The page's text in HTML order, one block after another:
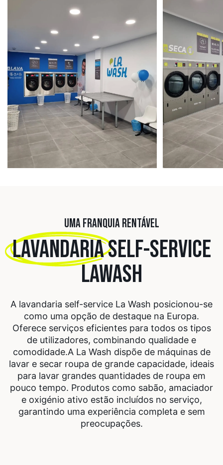
UMA FRANQUIA RENTÁVEL
LAVANDARIASELF-SERVICE
LAWASH
A lavandaria self-service La Wash posicionou-se
como uma opção de destaque na Europa.
Oferece serviços eficientes para todos os tipos
de utilizadores, combinando qualidade e
comodidade.A La Wash dispõe de máquinas de
lavar e secar roupa de grande capacidade, ideais
para lavar grandes quantidades de roupa em
pouco tempo. Produtos como sabão, amaciador
e oxigénio ativo estão incluídos no serviço,
garantindo uma experiência completa e sem
preocupações.